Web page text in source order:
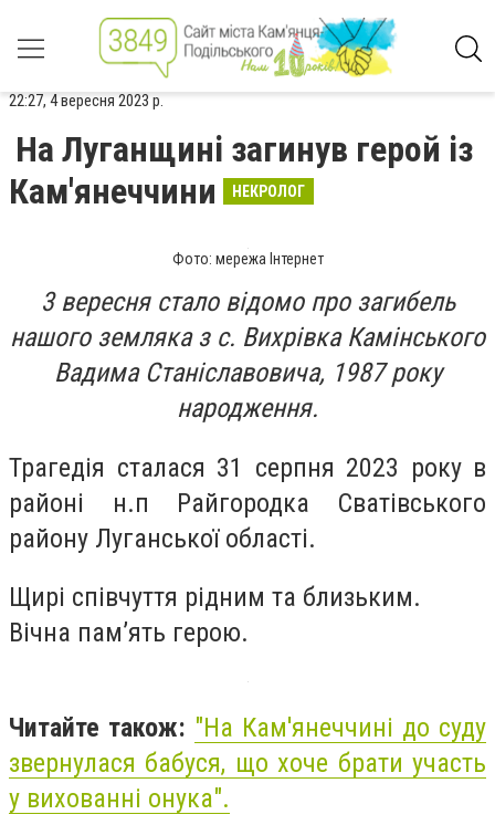
22:27, 4 вересня 2023 р.
На Луганщині загинув герой із
Кам'янеччини
НЕКРОЛОГ
Фото: мережа Інтернет
3 вересня стало відомо про загибель
нашого земляка з с. Вихрівка Камінського
Вадима Станіславовича, 1987 року
народження.
Трагедія сталася 31 серпня 2023 року в
районі н.п Райгородка Сватівського
району Луганської області.
Щирі співчуття рідним та близьким.
Вічна пам’ять герою.
Читайте також: "На Кам'янеччині до суду
звернулася бабуся, що хоче брати участь
у вихованні онука".